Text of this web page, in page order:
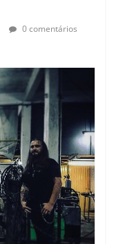
0 comentários